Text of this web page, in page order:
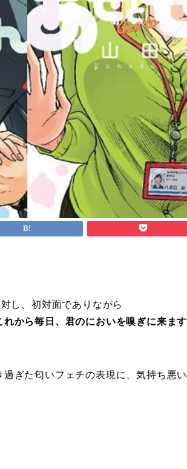
し、初対面でありながら
から毎日、君のにおいを嗅ぎに来ます
ぎた匂いフェチの表現に、気持ち悪